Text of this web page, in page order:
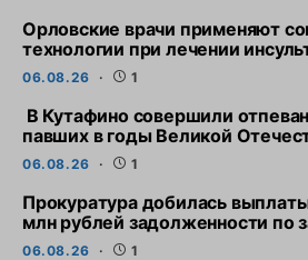
Орловские врачи применяют
технологии при лечении
06.08.26 1
В Кутафино совершили
павших в годы Великой
06.08.26 1
Прокуратура добилась
млн рублей задолженности по
06.08.26 1